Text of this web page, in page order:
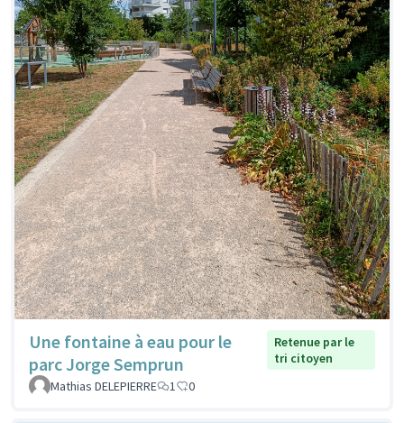
Une fontaine à eau pour le
parc Jorge Semprun
Retenue par le
tri citoyen
Mathias DELEPIERRE
1 0